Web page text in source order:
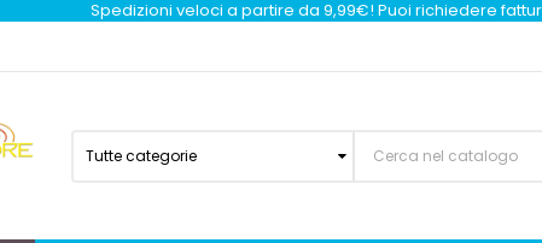
Spedizioni veloci a partire da 9,99€! Puoi richiedere
Tutte categorie